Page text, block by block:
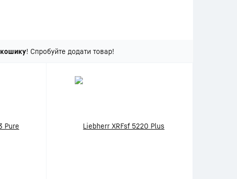
кошику! Спробуйте додати товар!